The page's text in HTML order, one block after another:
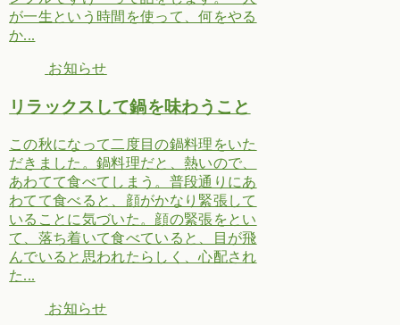
が一生という時間を使って、何をやる
か...
お知らせ
リラックスして鍋を味わうこと
この秋になって二度目の鍋料理をいた
だきました。鍋料理だと、熱いので、
あわてて食べてしまう。普段通りにあ
わてて食べると、顔がかなり緊張して
いることに気づいた。顔の緊張をとい
て、落ち着いて食べていると、目が飛
んでいると思われたらしく、心配され
た...
お知らせ